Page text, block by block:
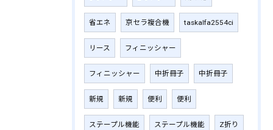
省エネ 京セラ複合機 taskalfa2554ci
リース フィニッシャー
フィニッシャー 中折冊子 中折冊子
新規 新規 便利 便利
ステープル機能 ステープル機能 Z折り